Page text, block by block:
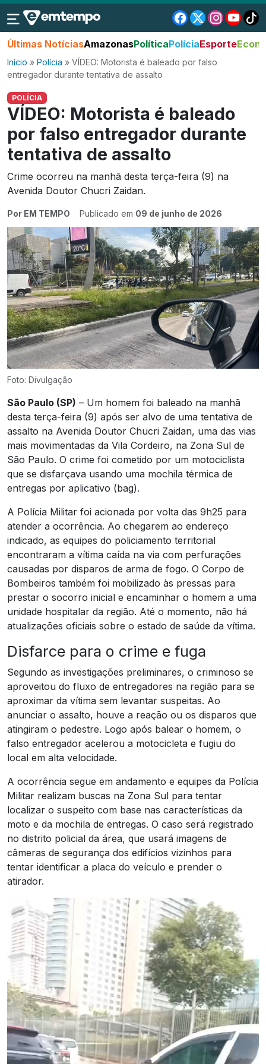
Últimas NotíciasAmazonasPolíticaPolíciaEsporte
Início » Polícia » VÍDEO: Motorista é baleado por falso
entregador durante tentativa de assalto
POLÍCIA
VÍDEO: Motorista é baleado
por falso entregador durante
tentativa de assalto
Crime ocorreu na manhã desta terça-feira (9) na
Avenida Doutor Chucri Zaidan.
Por EM TEMPO Publicado em 09 de junho de 2026
Foto: Divulgação
São Paulo (SP) – Um homem foi baleado na manhã
desta terça-feira (9) após ser alvo de uma tentativa de
assalto na Avenida Doutor Chucri Zaidan, uma das vias
mais movimentadas da Vila Cordeiro, na Zona Sul de
São Paulo. O crime foi cometido por um motociclista
que se disfarçava usando uma mochila térmica de
entregas por aplicativo (bag).
A Polícia Militar foi acionada por volta das 9h25 para
atender a ocorrência. Ao chegarem ao endereço
indicado, as equipes do policiamento territorial
encontraram a vítima caída na via com perfurações
causadas por disparos de arma de fogo. O Corpo de
Bombeiros também foi mobilizado às pressas para
prestar o socorro inicial e encaminhar o homem a uma
unidade hospitalar da região. Até o momento, não há
atualizações oficiais sobre o estado de saúde da vítima.
Disfarce para o crime e fuga
Segundo as investigações preliminares, o criminoso se
aproveitou do fluxo de entregadores na região para se
aproximar da vítima sem levantar suspeitas. Ao
anunciar o assalto, houve a reação ou os disparos que
atingiram o pedestre. Logo após balear o homem, o
falso entregador acelerou a motocicleta e fugiu do
local em alta velocidade.
A ocorrência segue em andamento e equipes da Polícia
Militar realizam buscas na Zona Sul para tentar
localizar o suspeito com base nas características da
moto e da mochila de entregas. O caso será registrado
no distrito policial da área, que usará imagens de
câmeras de segurança dos edifícios vizinhos para
tentar identificar a placa do veículo e prender o
atirador.